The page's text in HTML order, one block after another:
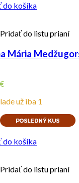
do košíka
Pridať do listu prianí
Mária
€
už iba 1
do košíka
Pridať do listu prianí